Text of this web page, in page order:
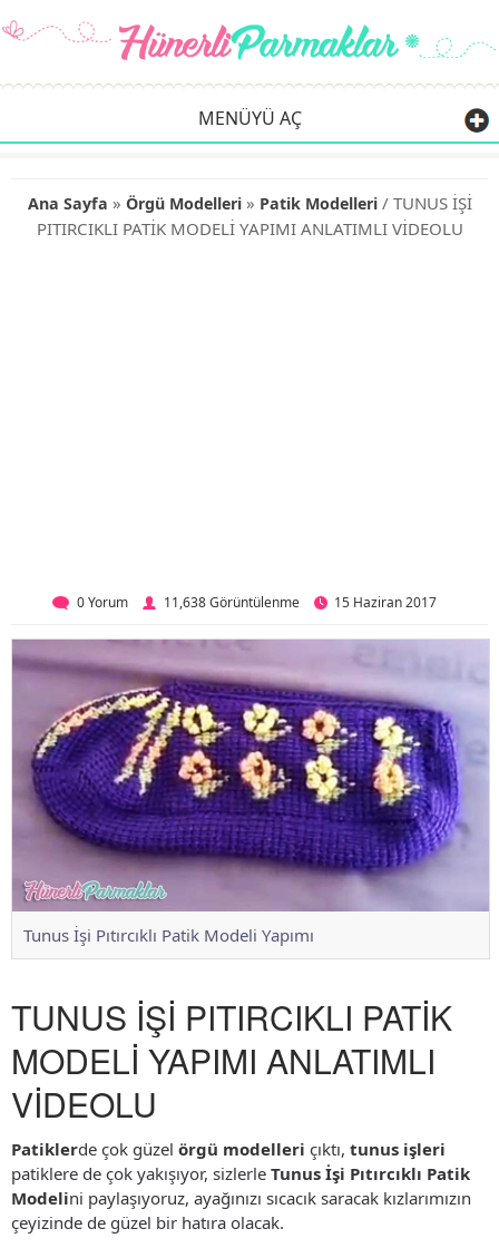
MENÜYÜ AÇ
Ana Sayfa » Örgü Modelleri» Patik Modelleri/ TUNUS İŞİ
PITIRCIKLI PATİK MODELİ YAPIMI ANLATIMLI VİDEOLU
0 Yorum 11,638 Görüntülenme 15 Haziran 2017
Tunus İşi Pıtırcıklı Patik Modeli Yapımı
TUNUS İŞİ PITIRCIKLI PATİK
MODELİ YAPIMI ANLATIMLI
VİDEOLU
Patiklerde çok güzel örgü modelleri çıktı, tunus işleri
patiklere de çok yakışıyor, sizlerle Tunus İşi Pıtırcıklı Patik
Modelini paylaşıyoruz, ayağınızı sıcacık saracak kızlarımızın
çeyizinde de güzel bir hatıra olacak.